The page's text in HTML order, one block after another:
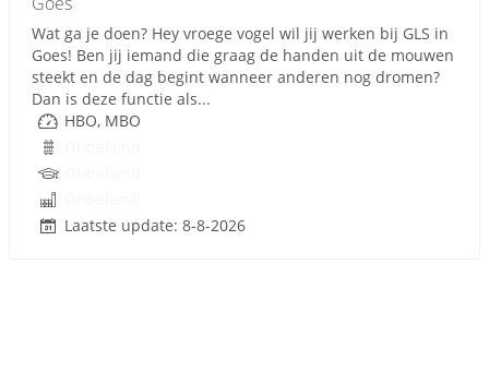
Wat ga je doen? Hey vroege vogel wil jij werken bij GLS in
Goes! Ben jij iemand die graag de handen uit de mouwen
steekt en de dag begint wanneer anderen nog dromen?
Dan is deze functie als...
HBO, MBO
Laatste update: 8-8-2026